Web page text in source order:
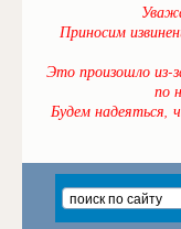
Приносим
Это произошло из-
по
Будем надеяться,